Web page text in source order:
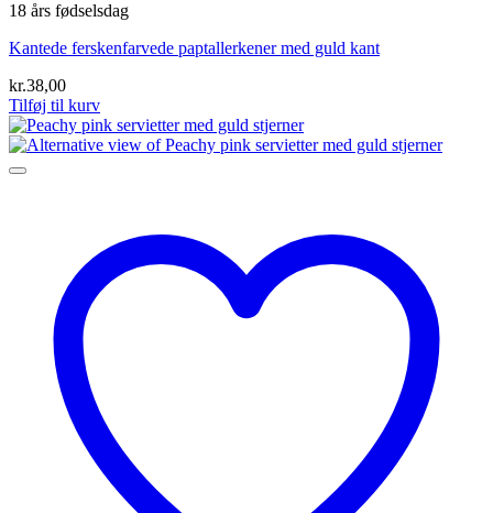
18 års fødselsdag
Kantede ferskenfarvede paptallerkener med guld kant
kr.38,00
Tilføj til kurv